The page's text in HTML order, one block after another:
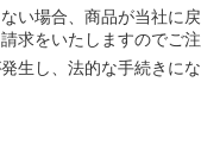
い場合、商品が当社に戻
求をいたしますのでご注
生し、法的な手続きに